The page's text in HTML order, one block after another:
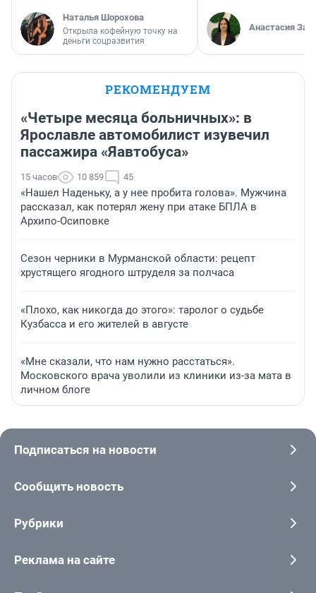
Наталья Шорохова
Открыла кофейную точку на
деньги соцразвития
Анастасия
РЕКОМЕНДУЕМ
«Четыре месяца больничных»: в
Ярославле автомобилист изувечил
пассажира «Яавтобуса»
15 часов 10 859 45
«Нашел Наденьку, а у нее пробита голова». Мужчина
рассказал, как потерял жену при атаке БПЛА в
Архипо-Осиповке
Сезон черники в Мурманской области: рецепт
хрустящего ягодного штруделя за полчаса
«Плохо, как никогда до этого»: таролог о судьбе
Кузбасса и его жителей в августе
«Мне сказали, что нам нужно расстаться».
Московского врача уволили из клиники из-за мата в
личном блоге
Подписаться на новости
Сообщить новость
Рубрики
Реклама на сайте